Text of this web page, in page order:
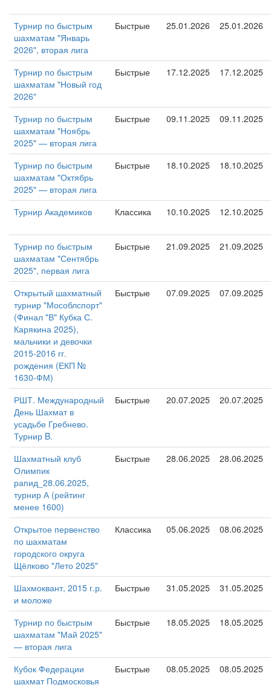
Турнир по быстрым
шахматам "Январь
2026", вторая лига
Быстрые 25.01.2026 25.01.2026
Турнир по быстрым
шахматам "Новый год
2026"
Быстрые 17.12.2025 17.12.2025
Турнир по быстрым
шахматам "Ноябрь
2025" — вторая лига
Быстрые 09.11.2025 09.11.2025
Турнир по быстрым
шахматам "Октябрь
2025" — вторая лига
Быстрые 18.10.2025 18.10.2025
Турнир Академиков Классика 10.10.2025 12.10.2025
Турнир по быстрым
шахматам "Сентябрь
2025", первая лига
Быстрые 21.09.2025 21.09.2025
Открытый шахматный
турнир "Мособлспорт"
(Финал "В" Кубка С.
Карякина 2025),
мальчики и девочки
2015-2016 гг.
рождения (ЕКП №
1630-ФМ)
Быстрые 07.09.2025 07.09.2025
РШТ. Международный
День Шахмат в
усадьбе Гребнево.
Турнир B.
Быстрые 20.07.2025 20.07.2025
Шахматный клуб
Олимпик
рапид_28.06.2025,
турнир А (рейтинг
менее 1600)
Быстрые 28.06.2025 28.06.2025
Открытое первенство
по шахматам
городского округа
Щёлково "Лето 2025"
Классика 05.06.2025 08.06.2025
Шахмоквант, 2015 г.р.
и моложе
Быстрые 31.05.2025 31.05.2025
Турнир по быстрым
шахматам "Май 2025"
— вторая лига
Быстрые 18.05.2025 18.05.2025
Кубок Федерации
шахмат Подмосковья
Быстрые 08.05.2025 08.05.2025